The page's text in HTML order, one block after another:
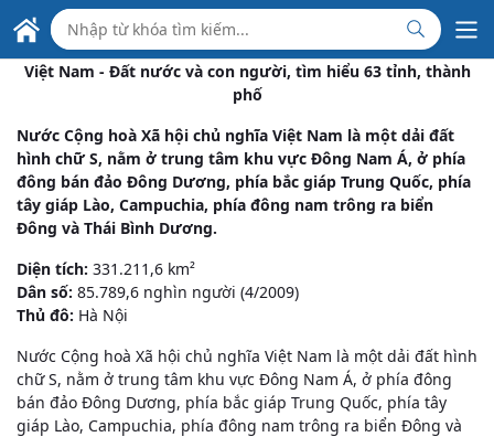
Skip to Main Content
ĐẠI SỨ QUÁN VIỆT NAM
TẠI PANAMA
Việt Nam - Đất nước và con người, tìm hiểu 63 tỉnh, thành
phố
Nước Cộng hoà Xã hội chủ nghĩa Việt Nam là một dải đất
hình chữ S, nằm ở trung tâm khu vực Đông Nam Á, ở phía
đông bán đảo Đông Dương, phía bắc giáp Trung Quốc, phía
tây giáp Lào, Campuchia, phía đông nam trông ra biển
Đông và Thái Bình Dương.
Diện tích: 331.211,6 km²
Dân số: 85.789,6 nghìn người (4/2009)
Thủ đô: Hà Nội
Nước Cộng hoà Xã hội chủ nghĩa Việt Nam là một dải đất hình
chữ S, nằm ở trung tâm khu vực Đông Nam Á, ở phía đông
bán đảo Đông Dương, phía bắc giáp Trung Quốc, phía tây
giáp Lào, Campuchia, phía đông nam trông ra biển Đông và